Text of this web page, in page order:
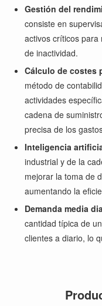
Gestión del
consiste en
activos críticos para
de inactividad.
Cálculo de costes
método de
actividades
cadena de
precisa de los
Inteligencia
industrial y de la
mejorar la toma de
aumentando la
Demanda media
cantidad típica de
clientes a diario, lo